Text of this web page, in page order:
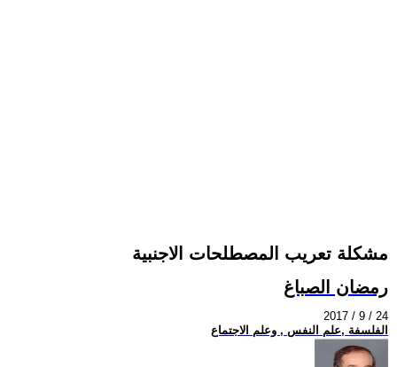
مشكلة تعريب المصطلحات الاجنبية
رمضان الصباغ
2017 / 9 / 24
الفلسفة ,علم النفس , وعلم الاجتماع